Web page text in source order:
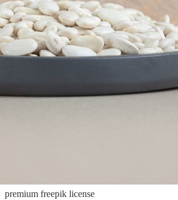
premium freepik license